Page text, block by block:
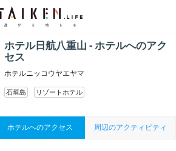
ホテル日航八重山 - ホテルへのアク
セス
ホテルニッコウヤエヤマ
石垣島 リゾートホテル
ホテルへのアクセス 周辺のアクティビティ